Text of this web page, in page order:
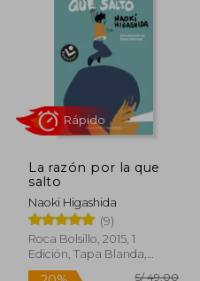
La razón por la que
salto
Naoki Higashida
(9)
Roca Bolsillo, 2015, 1
Edición, Tapa Blanda,
Nuevo
Rápido